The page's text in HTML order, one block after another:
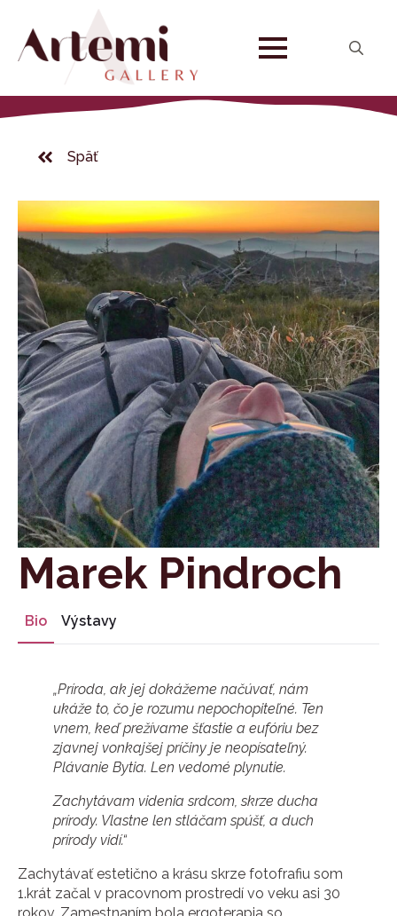
for:
Späť
Marek Pindroch
Bio Výstavy
„Príroda, ak jej dokážeme načúvať, nám
ukáže to, čo je rozumu nepochopiteľné. Ten
vnem, keď prežívame šťastie a eufóriu bez
zjavnej vonkajšej príčiny je neopísateľný.
Plávanie Bytia. Len vedomé plynutie.
Zachytávam videnia srdcom, skrze ducha
prírody. Vlastne len stláčam spúšť, a duch
prírody vidí.“
Zachytávať estetično a krásu skrze fotofrafiu som
1.krát začal v pracovnom prostredí vo veku asi 30